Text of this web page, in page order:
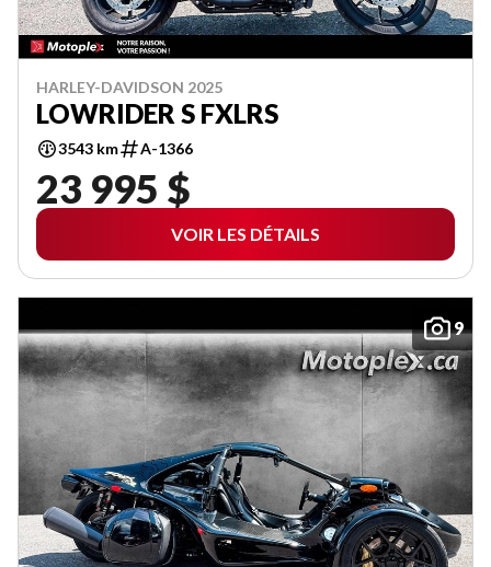
HARLEY-DAVIDSON 2025
LOWRIDER S FXLRS
3543 km A-1366
23 995 $
VOIR LES DÉTAILS
9